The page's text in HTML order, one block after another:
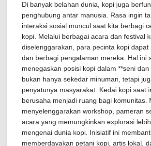
Di banyak belahan dunia, kopi juga
penghubung antar manusia. Rasa ingin
interaksi sosial muncul saat kita berbagi
kopi. Melalui berbagai acara dan festival
diselenggarakan, para pecinta kopi dapat
dan berbagi pengalaman mereka. Hal ini
menegaskan posisi kopi dalam **seni dan
bukan hanya sekedar minuman, tetapi
penyatunya masyarakat. Kedai kopi saat
berusaha menjadi ruang bagi komunitas.
menyelenggarakan workshop, pameran
acara yang memungkinkan explorasi
mengenai dunia kopi. Inisiatif ini
memberdayakan petani kopi, artis lokal,